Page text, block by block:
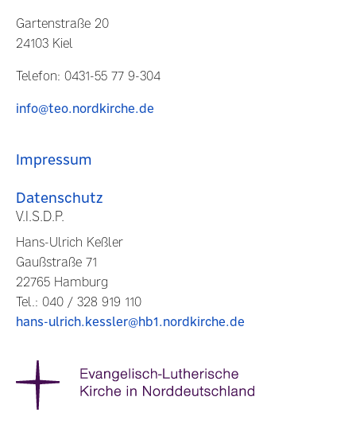
Gartenstraße 20
24103 Kiel
Telefon: 0431-55 77 9-304
info@teo.nordkirche.de
Impressum
Datenschutz
V.I.S.D.P.
Hans-Ulrich Keßler
Gaußstraße 71
22765 Hamburg
Tel.: 040 / 328 919 110
hans-ulrich.kessler@hb1.nordkirche.de